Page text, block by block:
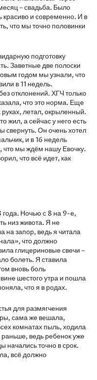
– свадьба. Было
красиво и современно. И в
что мы точно половинки
подготовку
Заветные две полоски
годом мы узнали, что
в 11 недель.
отклонений. ХГЧ только
что это норма. Еще
летал, окрыленный.
жил, а сейчас у него есть
свернуть. Он очень хотел
и в 16 недель
мы ждём нашу Евочку.
что всё идет, как
года. Ночью с 8 на 9-е,
низ живота. Я не
на запор, ведь я читала
что должно
глицериновые свечи –
болеть. Я ставила
вновь боль
шестого утра и пошла
что я в родах.
для размягчения
сама же вешала,
комнатах пыль, ходила
ведь ребенок уже
начались точно в срок.
всё должно